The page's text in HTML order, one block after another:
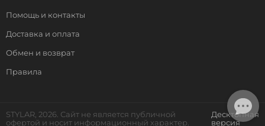
Помощь и контакты
Доставка и оплата
Обмен и возврат
Правила
STYLAR, 2026. Сайт не является публичной
офертой и носит информационный характер.
Десктопная
версия